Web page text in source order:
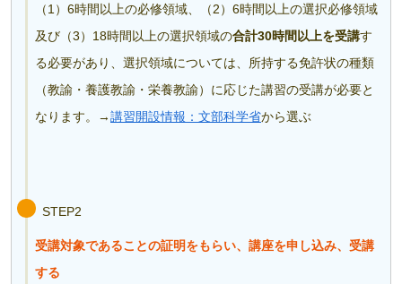
（1）6時間以上の必修領域、（2）6時間以上の選択必修領域
及び（3）18時間以上の選択領域の合計30時間以上を受講す
る必要があり、選択領域については、所持する免許状の種類
（教諭・養護教諭・栄養教諭）に応じた講習の受講が必要と
なります。→講習開設情報：文部科学省から選ぶ
STEP2
受講対象であることの証明をもらい、講座を申し込み、受講
する